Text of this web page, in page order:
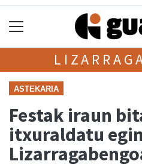
ASTEKARIA
Festak iraun
itxuraldatu